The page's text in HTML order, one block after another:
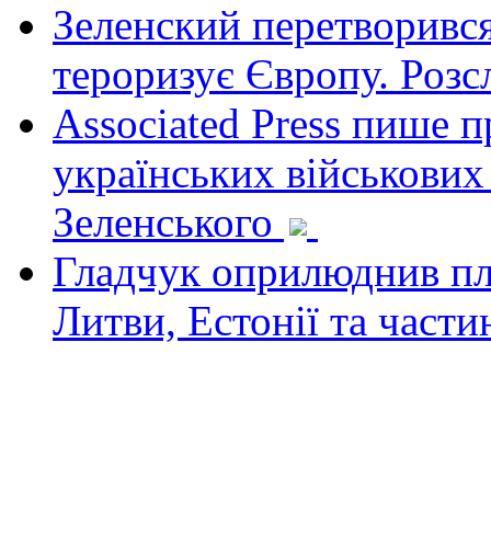
Зеленский
тероризує Європу.
Associated Press пише
українських
Зеленського
Гладчук оприлюднив
Литви, Естонії та